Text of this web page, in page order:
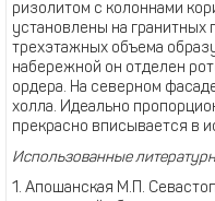
ризолитом с колоннами
установлены на гранитных
трехэтажных объема
набережной он отделен
ордера. На северном
холла. Идеально
прекрасно вписывается в
Использованные
1. Апошанская М.П.